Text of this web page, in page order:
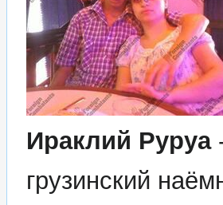
Ираклий Руруа
грузинский